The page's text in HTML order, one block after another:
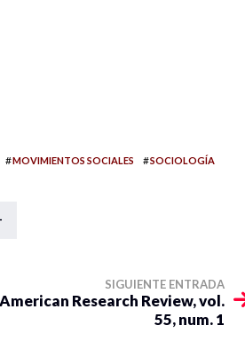
#MOVIMIENTOS SOCIALES #SOCIOLOGÍA
SIGUIENTE ENTRADA
Research Review, vol.
55, num. 1